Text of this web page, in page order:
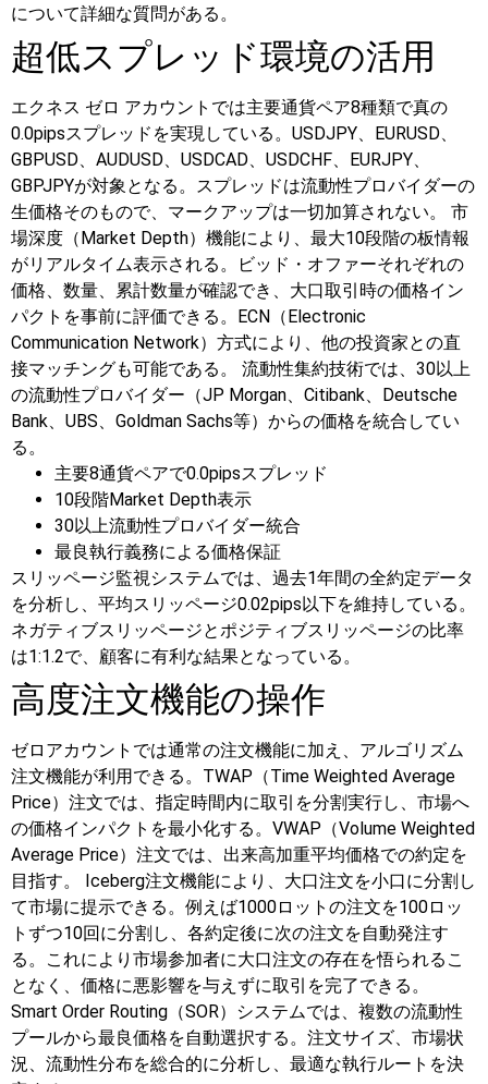
について詳細な質問がある。
超低スプレッド環境の活用
エクネス ゼロ アカウントでは主要通貨ペア8種類で真の
0.0pipsスプレッドを実現している。USDJPY、EURUSD、
GBPUSD、AUDUSD、USDCAD、USDCHF、EURJPY、
GBPJPYが対象となる。スプレッドは流動性プロバイダーの
生価格そのもので、マークアップは一切加算されない。
市
場深度（Market Depth）機能により、最大10段階の板情報
がリアルタイム表示される。ビッド・オファーそれぞれの
価格、数量、累計数量が確認でき、大口取引時の価格イン
パクトを事前に評価できる。ECN（Electronic
Communication Network）方式により、他の投資家との直
接マッチングも可能である。
流動性集約技術では、30以上
の流動性プロバイダー（JP Morgan、Citibank、Deutsche
Bank、UBS、Goldman Sachs等）からの価格を統合してい
る。
主要8通貨ペアで0.0pipsスプレッド
10段階Market Depth表示
30以上流動性プロバイダー統合
最良執行義務による価格保証
スリッページ監視システムでは、過去1年間の全約定データ
を分析し、平均スリッページ0.02pips以下を維持している。
ネガティブスリッページとポジティブスリッページの比率
は1:1.2で、顧客に有利な結果となっている。
高度注文機能の操作
ゼロアカウントでは通常の注文機能に加え、アルゴリズム
注文機能が利用できる。TWAP（Time Weighted Average
Price）注文では、指定時間内に取引を分割実行し、市場へ
の価格インパクトを最小化する。VWAP（Volume Weighted
Average Price）注文では、出来高加重平均価格での約定を
目指す。
Iceberg注文機能により、大口注文を小口に分割し
て市場に提示できる。例えば1000ロットの注文を100ロッ
トずつ10回に分割し、各約定後に次の注文を自動発注す
る。これにより市場参加者に大口注文の存在を悟られるこ
となく、価格に悪影響を与えずに取引を完了できる。
Smart Order Routing（SOR）システムでは、複数の流動性
プールから最良価格を自動選択する。注文サイズ、市場状
況、流動性分布を総合的に分析し、最適な執行ルートを決